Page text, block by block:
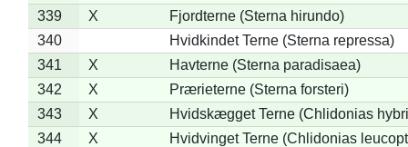
339
X
Fjordterne (Sterna hirundo)
340
Hvidkindet Terne (Sterna repressa)
341
X
Havterne (Sterna paradisaea)
342
X
Prærieterne (Sterna forsteri)
343
X
Hvidskægget Terne (Chlidonias
344
X
Hvidvinget Terne (Chlidonias